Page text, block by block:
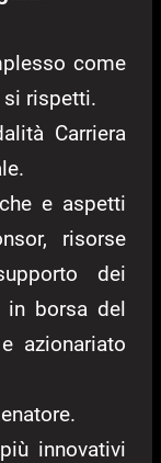
come
rispetti.
Carriera
e aspetti
risorse
dei
in borsa del
azionariato
innovativi